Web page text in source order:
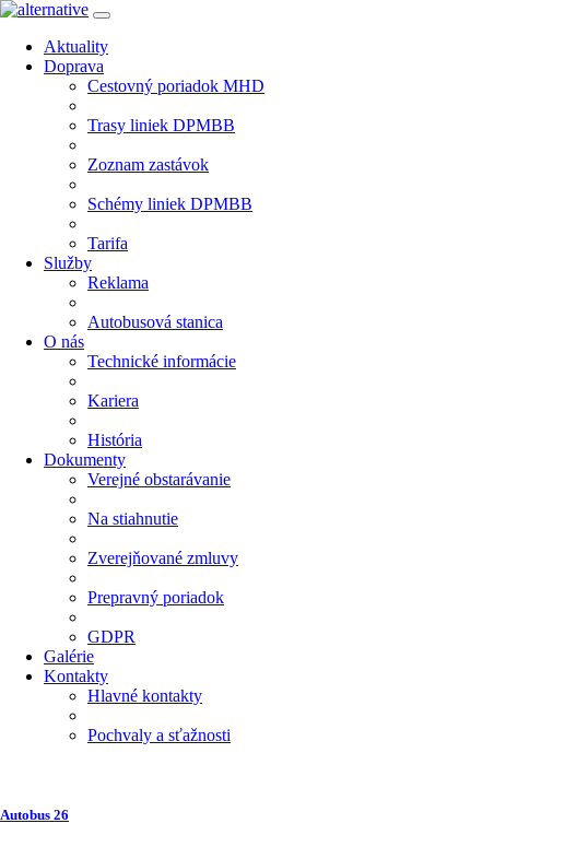
Aktuality
Doprava
Cestovný poriadok MHD
Trasy liniek DPMBB
Zoznam zastávok
Schémy liniek DPMBB
Tarifa
Služby
Reklama
Autobusová stanica
O nás
Technické informácie
Kariera
História
Dokumenty
Verejné obstarávanie
Na stiahnutie
Zverejňované zmluvy
Prepravný poriadok
GDPR
Galérie
Kontakty
Hlavné kontakty
Pochvaly a sťažnosti
Autobus 26